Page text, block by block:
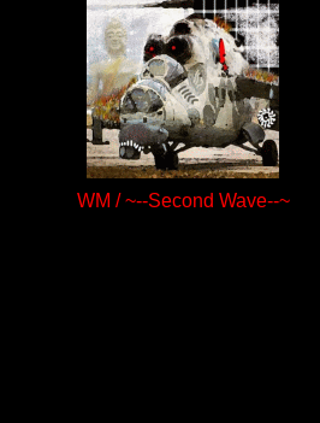
WM / ~--Second Wave--~